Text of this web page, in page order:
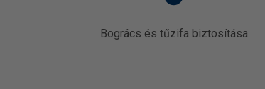
Bogrács és tűzifa biztosítása